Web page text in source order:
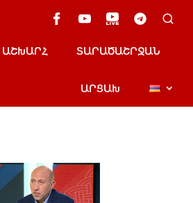
ԱՇԽԱՐՀ ՏԱՐԱԾԱՇՐՋԱՆ
ԱՐՑԱԽ